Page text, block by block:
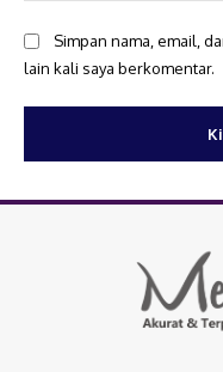
Simpan nama, email,
lain kali saya berkomentar.